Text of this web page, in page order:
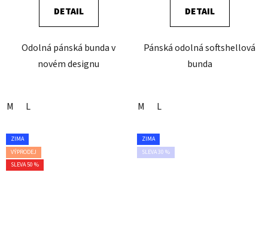
DETAIL
Odolná pánská bunda v
novém designu
M L
DETAIL
Pánská odolná softshellová
bunda
M L
ZIMA
VÝPRODEJ
SLEVA 50 %
ZIMA
SLEVA 30 %